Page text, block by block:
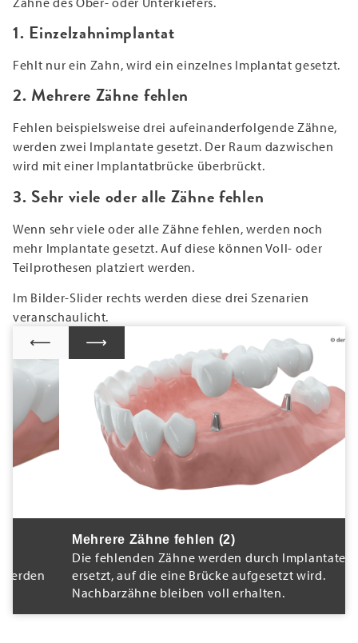
1. Einzelzahnimplantat
Fehlt nur ein Zahn, wird ein einzelnes Implantat gesetzt.
2. Mehrere Zähne fehlen
Fehlen beispielsweise drei aufeinanderfolgende Zähne,
werden zwei Implantate gesetzt. Der Raum dazwischen
wird mit einer Implantatbrücke überbrückt.
3. Sehr viele oder alle Zähne fehlen
Wenn sehr viele oder alle Zähne fehlen, werden noch
mehr Implantate gesetzt. Auf diese können Voll- oder
Teilprothesen platziert werden.
Im Bilder-Slider rechts werden diese drei Szenarien
veranschaulicht.
Mehrere Zähne fehlen (2)
Die fehlenden Zähne werden durch Implantate
ersetzt, auf die eine Brücke aufgesetzt wird.
Nachbarzähne bleiben voll erhalten.